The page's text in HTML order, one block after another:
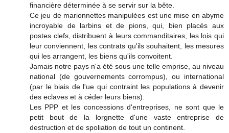
financière déterminée à se servir sur la bête.
Ce jeu de marionnettes manipulées est une mise en abyme
incroyable de larbins et de pions, qui, bien placés aux
postes clefs, distribuent à leurs commanditaires, les lois qui
leur conviennent, les contrats qu'ils souhaitent, les mesures
qui les arrangent, les biens qu'ils convoitent.
Jamais notre pays n'a été sous une telle emprise, au niveau
national (de gouvernements corrompus), ou international
(par le biais de l'ue qui contraint les populations à devenir
des eclaves et à céder leurs biens).
Les PPP et les concessions d'entreprises, ne sont que le
petit bout de la lorgnette d'une vaste entreprise de
destruction et de spoliation de tout un continent.